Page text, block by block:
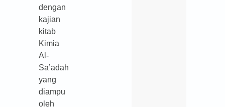
dengan
kajian
kitab
Kimia
Al-
Sa’adah
yang
diampu
oleh